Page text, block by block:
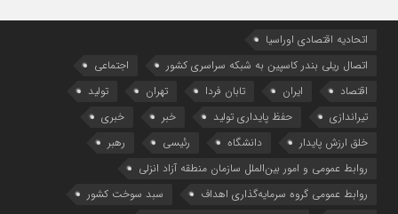
اتحادیه اقتصادی اوراسیا
اتصال ریلی بندر کاسپین به شبکه سراسری کشور
اجتماعی
اقتصاد
ایران تابان فردا تهران
تولید
تیراندازی
حفظ پایداری تولید خبر
خبری
خلق ارزش پایدار
دانشگاه رئیسی
رهبر
روابط عمومی و امور بین‌الملل سازمان منطقه آزاد انزلی
روابط عمومی گروه سرمایه‌گذاری اهداف
سبد سوخت کشور